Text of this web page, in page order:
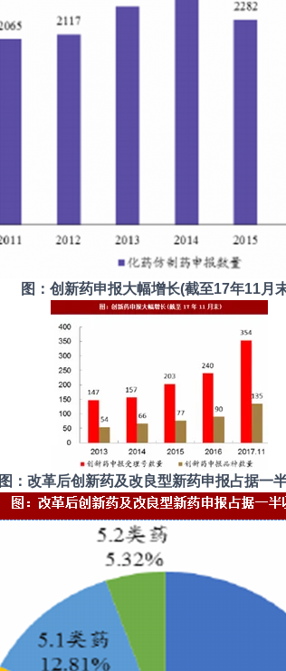
图：创新药申报大幅增长(截至17年11月
图：改革后创新药及改良型新药申报占据一